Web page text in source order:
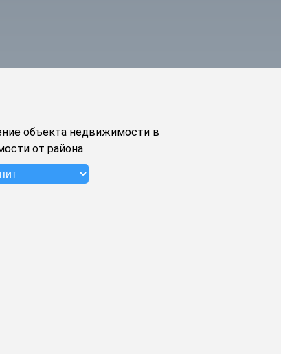
объекта недвижимости в
от района